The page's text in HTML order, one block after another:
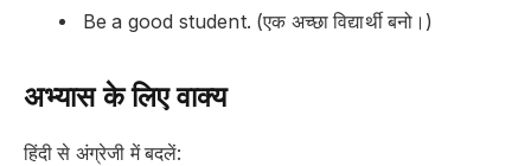
Be a good student. (एक अच्छा विद्यार्थी बनो।)
अभ्यास के लिए वाक्य
हिंदी से अंग्रेजी में बदलें: